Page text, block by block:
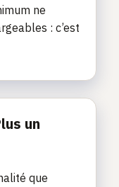
ne
: c’est
un
que